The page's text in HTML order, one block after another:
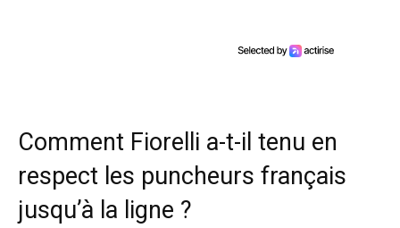
Comment Fiorelli a-t-il tenu en
respect les puncheurs français
jusqu’à la ligne ?